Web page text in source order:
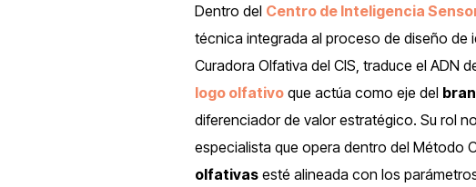
Dentro del Centro de Inteligencia
técnica integrada al proceso de diseño de
Curadora Olfativa del CIS, traduce el ADN
logo olfativoque actúa como eje del
diferenciador de valor estratégico. Su rol
especialista que opera dentro del Método
olfativasesté alineada con los